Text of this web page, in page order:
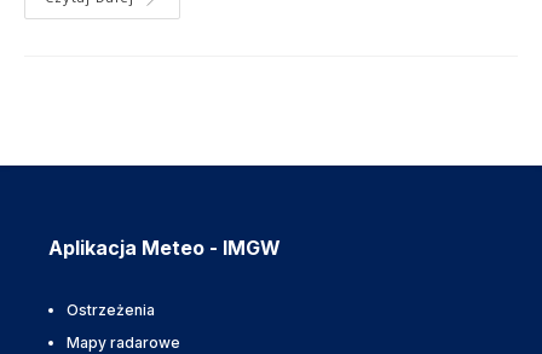
Aplikacja Meteo - IMGW
Ostrzeżenia
Mapy radarowe